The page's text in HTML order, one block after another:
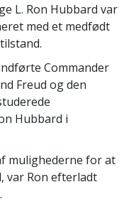
L. Ron Hubbard var
med et medfødt
Commander
Freud og den
Hubbard i
mulighederne for at
var Ron efterladt